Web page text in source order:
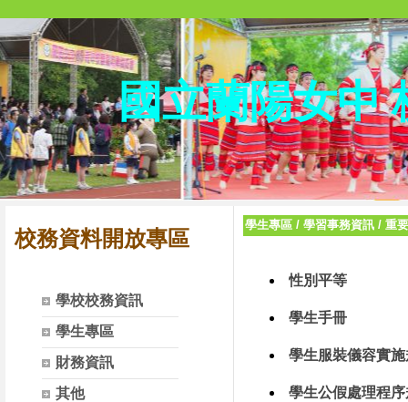
國立蘭陽女中
校務資料開放專區
學校校務資訊
學生專區
財務資訊
其他
學生專區 / 學習事務資訊 / 重
性別平等
學生手冊
學生服裝儀容實
學生公假處理程